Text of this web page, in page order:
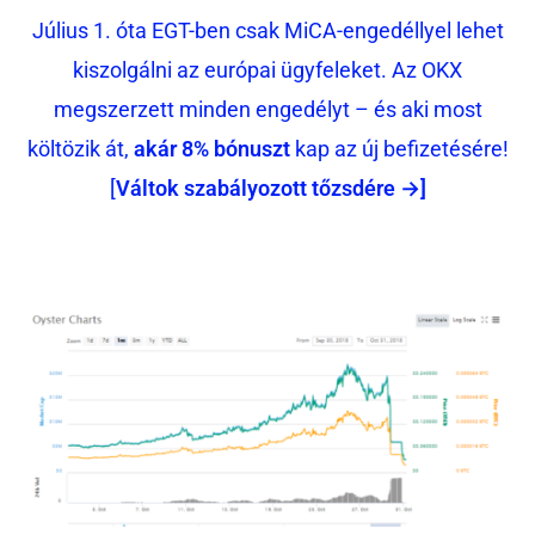
Július 1. óta EGT-ben csak MiCA-engedéllyel lehet
kiszolgálni az európai ügyfeleket. Az OKX
megszerzett minden engedélyt – és aki most
költözik át, akár 8% bónusztkap az új befizetésére!
[Váltok szabályozott tőzsdére →]